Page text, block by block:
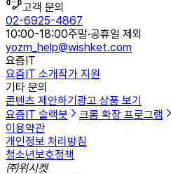
고객 문의
02-6925-4867
10:00-18:00주말·공휴일 제외
yozm_help@wishket.com
요즘IT
요즘IT 소개작가 지원
기타 문의
콘텐츠 제안하기 광고 상품 보기
요즘IT 슬랙봇
크롬 확장 프로그램
이용약관
개인정보 처리방침
청소년보호정책
㈜위시켓